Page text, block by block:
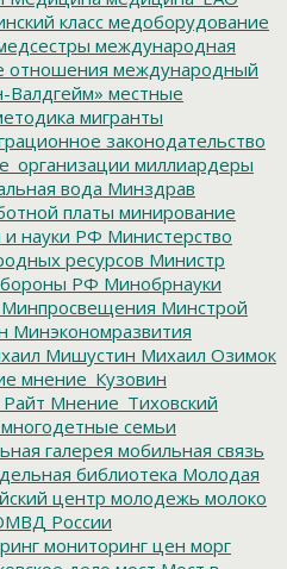
класс медоборудование
международная
отношения международный
Валдгейм» местные
мигранты
законодательство
миллиардеры
вода Минздрав
платы минирование
и науки РФ Министерство
ресурсов Министр
РФ Минобрнауки
Минпросвещения Минстрой
Минэкономразвития
Мишустин Михаил Озимок
мнение_Кузовин
Мнение_Тиховский
многодетные семьи
галерея мобильная связь
библиотека Молодая
центр молодежь молоко
России
мониторинг цен морг